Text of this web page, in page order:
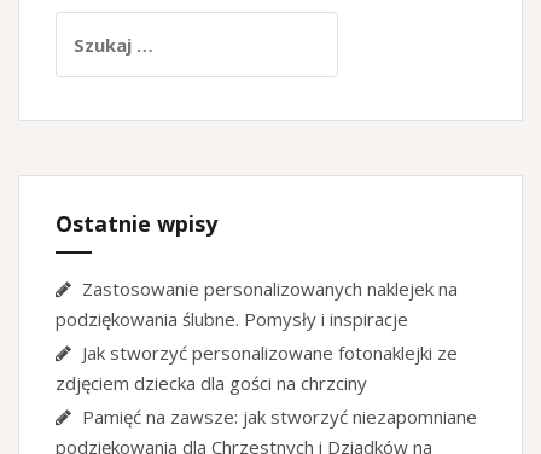
Ostatnie wpisy
Zastosowanie personalizowanych naklejek na
podziękowania ślubne. Pomysły i inspiracje
Jak stworzyć personalizowane fotonaklejki ze
zdjęciem dziecka dla gości na chrzciny
Pamięć na zawsze: jak stworzyć niezapomniane
podziękowania dla Chrzestnych i Dziadków na